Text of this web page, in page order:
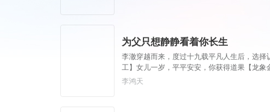
为父只想静静看着你长生
李澈穿越而来，度过十九载平凡人生后，选
工】女儿一岁，平平安安，你获得道果【龙
澈发现，女儿每长大一岁，他便可凝聚出一
李鸿天